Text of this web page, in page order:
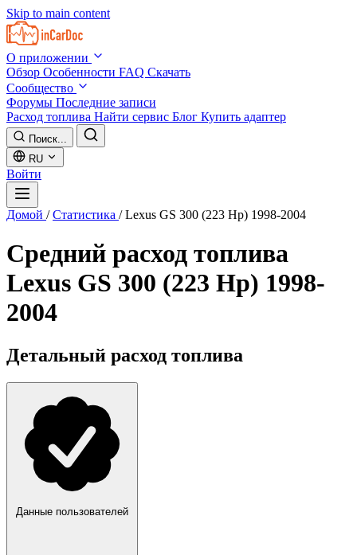
Skip to main content
О приложении
Обзор Особенности FAQ Скачать
Сообщество
Форумы Последние записи
Расход топлива Найти сервис Блог Купить адаптер
Поиск...
RU
Войти
Домой / Статистика / Lexus GS 300 (223 Hp) 1998-2004
Средний расход топлива
Lexus GS 300 (223 Hp) 1998-
2004
Детальный расход топлива
Данные пользователей